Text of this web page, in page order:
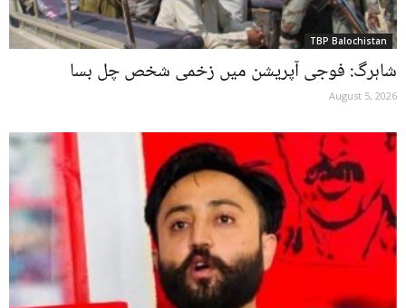
TBP Balochistan
شاہرگ: فوجی آپریشن میں زخمی شخص چل بسا
August 5, 2026